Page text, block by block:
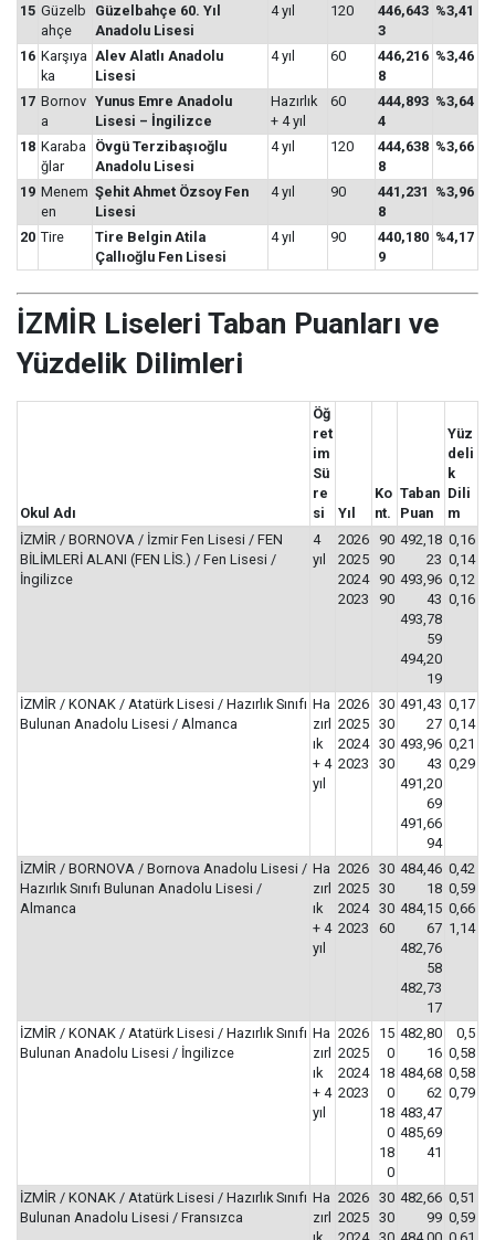
15 Güzelb
ahçe
Güzelbahçe 60. Yıl
Anadolu Lisesi
4 yıl 120
446,643
3
%3,41
16 Karşıya
ka
Alev Alatlı Anadolu
Lisesi
4 yıl 60
446,216
8
%3,46
17 Bornov
a
Yunus Emre Anadolu
Lisesi – İngilizce
Hazırlık
+ 4 yıl
60
444,893
4
%3,64
18 Karaba
ğlar
Övgü Terzibaşıoğlu
Anadolu Lisesi
4 yıl 120
444,638
8
%3,66
19 Menem
en
Şehit Ahmet Özsoy Fen
Lisesi
4 yıl 90
441,231
8
%3,96
20 Tire
Tire Belgin Atila
Çallıoğlu Fen Lisesi
4 yıl 90
440,180
9
%4,17
İZMİR Liseleri Taban Puanları ve
Yüzdelik Dilimleri
Okul Adı
Öğ
ret
im
Sü
re
si
Yıl
Ko
nt.
Taban
Puan
Yüz
deli
k
Dili
m
İZMİR / BORNOVA / İzmir Fen Lisesi / FEN
BİLİMLERİ ALANI (FEN LİS.) / Fen Lisesi /
İngilizce
4
yıl
2026
2025
2024
2023
90
90
90
90
492,18
23
493,96
43
493,78
59
494,20
19
0,16
0,14
0,12
0,16
İZMİR / KONAK / Atatürk Lisesi / Hazırlık Sınıfı
Bulunan Anadolu Lisesi / Almanca
Ha
zırl
ık
+ 4
yıl
2026
2025
2024
2023
30
30
30
30
491,43
27
493,96
43
491,20
69
491,66
94
0,17
0,14
0,21
0,29
İZMİR / BORNOVA / Bornova Anadolu Lisesi /
Hazırlık Sınıfı Bulunan Anadolu Lisesi /
Almanca
Ha
zırl
ık
+ 4
yıl
2026
2025
2024
2023
30
30
30
60
484,46
18
484,15
67
482,76
58
482,73
17
0,42
0,59
0,66
1,14
İZMİR / KONAK / Atatürk Lisesi / Hazırlık Sınıfı
Bulunan Anadolu Lisesi / İngilizce
Ha
zırl
ık
+ 4
yıl
2026
2025
2024
2023
15
0
18
0
18
0
18
0
482,80
16
484,68
62
483,47
485,69
41
0,5
0,58
0,58
0,79
İZMİR / KONAK / Atatürk Lisesi / Hazırlık Sınıfı
Bulunan Anadolu Lisesi / Fransızca
Ha
zırl
2026
2025
30
30
482,66
99
0,51
0,59